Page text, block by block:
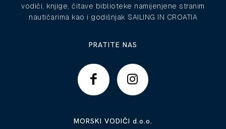
vodiči, knjige, čitave biblioteke namijenjene stranim
nautičarima kao i godišnjak SAILING IN CROATIA
PRATITE NAS
MORSKI VODIČI d.o.o.